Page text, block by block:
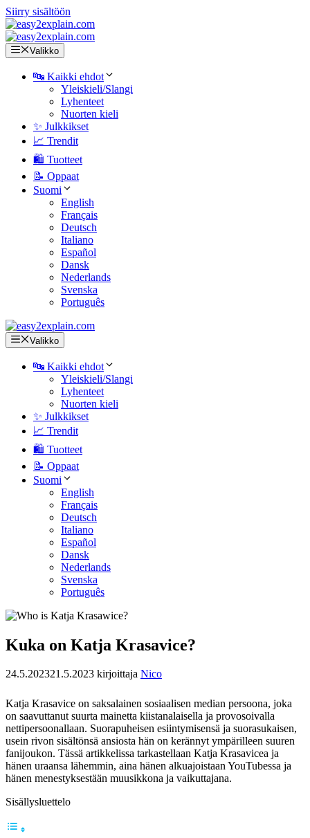
Siirry sisältöön
Valikko
🔤 Kaikki ehdot
Yleiskieli/Slangi
Lyhenteet
Nuorten kieli
✨ Julkkikset
📈 Trendit
🛍️ Tuotteet
📝 Oppaat
Suomi
English
Français
Deutsch
Italiano
Español
Dansk
Nederlands
Svenska
Português
Valikko
🔤 Kaikki ehdot
Yleiskieli/Slangi
Lyhenteet
Nuorten kieli
✨ Julkkikset
📈 Trendit
🛍️ Tuotteet
📝 Oppaat
Suomi
English
Français
Deutsch
Italiano
Español
Dansk
Nederlands
Svenska
Português
Kuka on Katja Krasavice?
24.5.202321.5.2023 kirjoittaja Nico
Katja Krasavice on saksalainen sosiaalisen median persoona, joka
on saavuttanut suurta mainetta kiistanalaisella ja provosoivalla
nettipersoonallaan. Suorapuheisen esiintymisensä ja suorasukaisen,
usein rivon sisältönsä ansiosta hän on kerännyt ympärilleen suuren
fanijoukon. Tässä artikkelissa tarkastellaan Katja Krasavicea ja
hänen uraansa lähemmin, aina hänen alkuajoistaan YouTubessa ja
hänen menestyksestään muusikkona ja vaikuttajana.
Sisällysluettelo